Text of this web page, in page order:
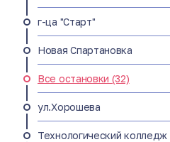
г-ца "Старт"
Новая Спартановка
Все остановки (32)
ул.Хорошева
Технологический колледж